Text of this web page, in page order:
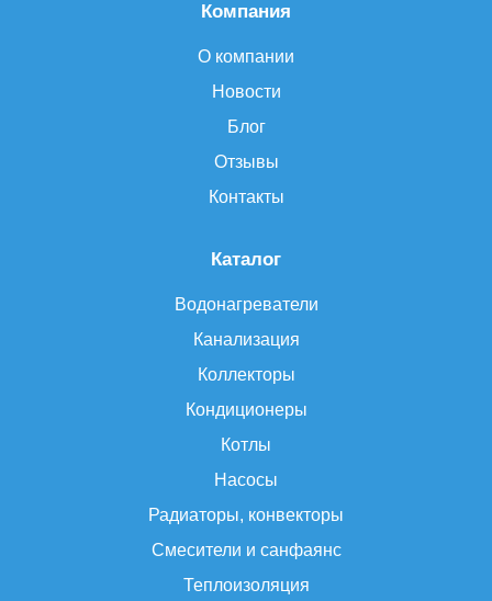
Каталог
Водонагреватели
Канализация
Коллекторы
Кондиционеры
Котлы
Насосы
Радиаторы, конвекторы
Смесители и санфаянс
Теплоизоляция
Компания
О компании
Новости
Блог
Отзывы
Контакты